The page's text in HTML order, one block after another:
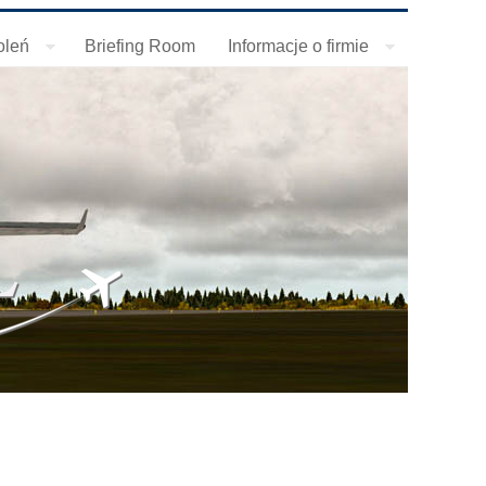
Briefing Room Informacje o firmie